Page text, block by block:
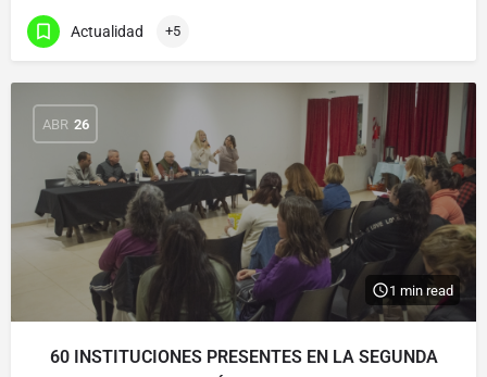
Actualidad +5
ABR 26
1 min read
60 INSTITUCIONES PRESENTES EN LA SEGUNDA